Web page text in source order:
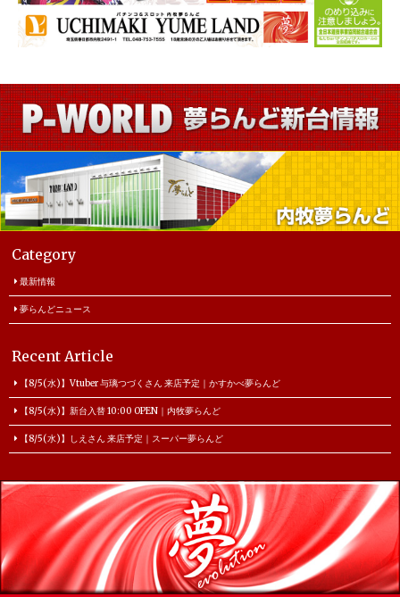
Category
最新情報
夢らんどニュース
Recent Article
【8/5(水)】Vtuber 与璃つづくさん 来店予定｜かすかべ夢らんど
【8/5(水)】新台入替 10:00 OPEN｜内牧夢らんど
【8/5(水)】しえさん 来店予定｜スーパー夢らんど